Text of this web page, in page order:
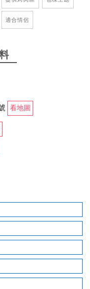
適合情侶
看地圖